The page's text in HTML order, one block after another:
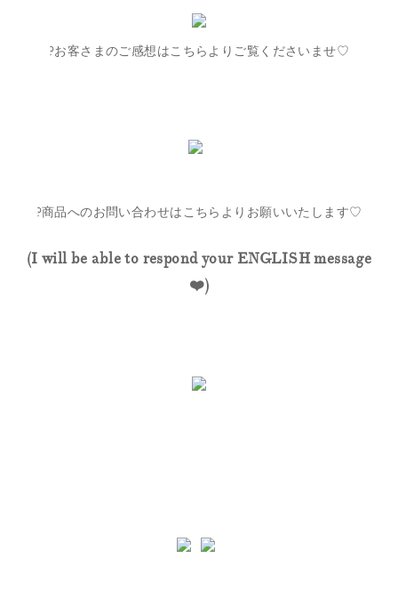
?お客さまのご感想はこちらよりご覧くださいませ♡
?商品へのお問い合わせはこちらよりお願いいたします♡
(I will be able to respond your ENGLISH message
❤️)